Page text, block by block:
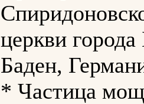
церкви
Баден,
* Частица